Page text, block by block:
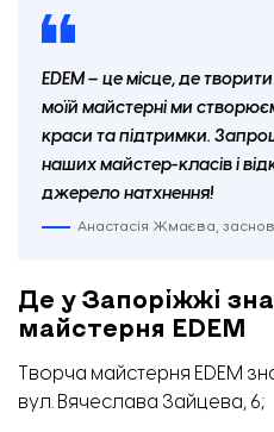
EDEM – це місце, де
моїй майстерні ми
краси та підтримки.
наших майстер-класів і
джерело натхнення!
Анастасія Жмаєва,
Де у Запоріжжі
майстерня EDEM
Творча майстерня EDEM
вул. Вячеслава Зайцева, 6;